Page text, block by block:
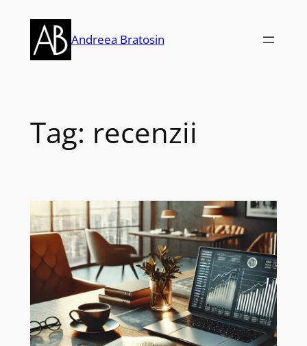
content
Andreea Bratosin
Tag: recenzii